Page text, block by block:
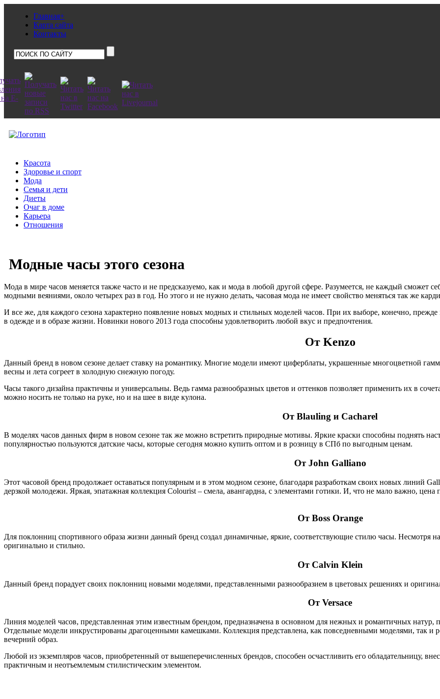
Главная+
Карта сайта
Контакты
Красота
Здоровье и спорт
Мода
Семья и дети
Диеты
Очаг в доме
Карьера
Отношения
Модные часы этого сезона
Мода в мире часов меняется также часто и не предсказуемо, как и мода в любой другой сфере. Разумеется, не каждый сможет
модными веяниями, около четырех раз в год. Но этого и не нужно делать, часовая мода не имеет свойство меняться так же
И все же, для каждого сезона характерно появление новых модных и стильных моделей часов. При их выборе, конечно, прежде
в одежде и в образе жизни. Новинки нового 2013 года способны удовлетворить любой вкус и предпочтения.
От Kenzo
Данный бренд в новом сезоне делает ставку на романтику. Многие модели имеют циферблаты, украшенные многоцветной
весны и лета согреет в холодную снежную погоду.
Часы такого дизайна практичны и универсальны. Ведь гамма разнообразных цветов и оттенков позволяет применить их в
можно носить не только на руке, но и на шее в виде кулона.
От Blauling и Cacharel
В моделях часов данных фирм в новом сезоне так же можно встретить природные мотивы. Яркие краски способны поднять
популярностью пользуются датские часы, которые сегодня можно купить оптом и в розницу в СПб по выгодным ценам.
От John Galliano
Этот часовой бренд продолжает оставаться популярным и в этом модном сезоне, благодаря разработкам своих новых линий
дерзкой молодежи. Яркая, эпатажная коллекция Colourist – смела, авангардна, с элементами готики. И, что не мало важно, цена
От Boss Orange
Для поклонниц спортивного образа жизни данный бренд создал динамичные, яркие, соответствующие стилю часы. Несмотря
оригинально и стильно.
От Calvin Klein
Данный бренд порадует своих поклонниц новыми моделями, представленными разнообразием в цветовых решениях и
От Versace
Линия моделей часов, представленная этим известным брендом, предназначена в основном для нежных и романтичных натур,
Отдельные модели инкрустированы драгоценными камешками. Коллекция представлена, как повседневными моделями, так
вечерний образ.
Любой из экземпляров часов, приобретенный от вышеперечисленных брендов, способен осчастливить его обладательницу,
практичным и неотъемлемым стилистическим элементом.